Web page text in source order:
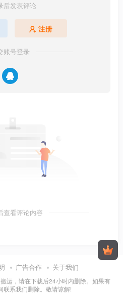
后发表评论
注册
账号登录
查看评论内容
广告合作 关于我们
运，请在下载后24小时内删除。如果有
联系我们删除。敬请谅解!